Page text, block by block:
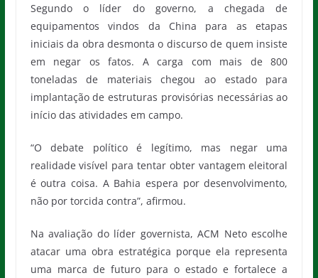
Segundo o líder do governo, a chegada de
equipamentos vindos da China para as etapas
iniciais da obra desmonta o discurso de quem insiste
em negar os fatos. A carga com mais de 800
toneladas de materiais chegou ao estado para
implantação de estruturas provisórias necessárias ao
início das atividades em campo.
“O debate político é legítimo, mas negar uma
realidade visível para tentar obter vantagem eleitoral
é outra coisa. A Bahia espera por desenvolvimento,
não por torcida contra”, afirmou.
Na avaliação do líder governista, ACM Neto escolhe
atacar uma obra estratégica porque ela representa
uma marca de futuro para o estado e fortalece a